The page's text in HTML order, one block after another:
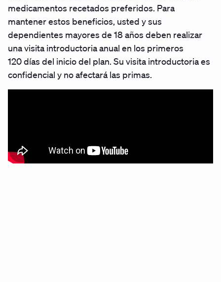
medicamentos recetados preferidos. Para
mantener estos beneficios, usted y sus
dependientes mayores de 18 años deben realizar
una visita introductoria anual en los primeros
120 días del inicio del plan. Su visita introductoria es
confidencial y no afectará las primas.